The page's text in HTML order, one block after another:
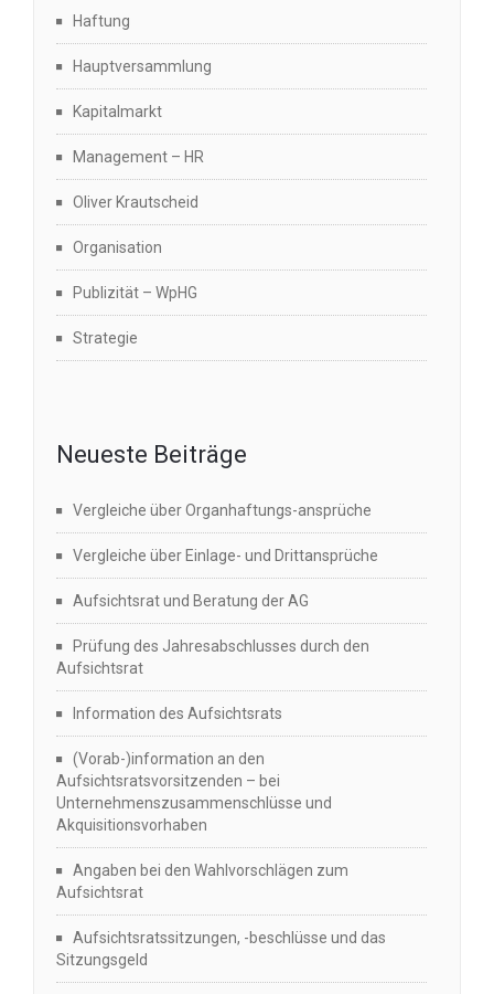
Haftung
Hauptversammlung
Kapitalmarkt
Management – HR
Oliver Krautscheid
Organisation
Publizität – WpHG
Strategie
Neueste Beiträge
Vergleiche über Organhaftungs-ansprüche
Vergleiche über Einlage- und Drittansprüche
Aufsichtsrat und Beratung der AG
Prüfung des Jahresabschlusses durch den
Aufsichtsrat
Information des Aufsichtsrats
(Vorab-)information an den
Aufsichtsratsvorsitzenden – bei
Unternehmenszusammenschlüsse und
Akquisitionsvorhaben
Angaben bei den Wahlvorschlägen zum
Aufsichtsrat
Aufsichtsratssitzungen, -beschlüsse und das
Sitzungsgeld